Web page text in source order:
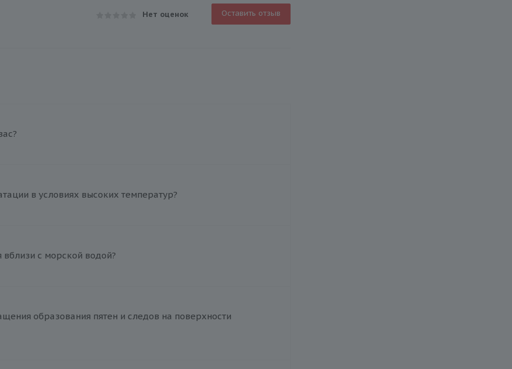
Нет оценок Оставить отзыв
в условиях высоких температур?
вблизи с морской водой?
образования пятен и следов на поверхности